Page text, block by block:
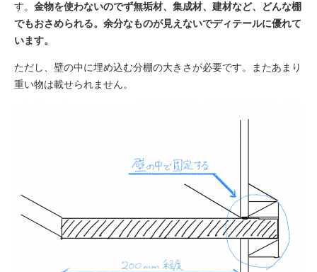
す。 金物を使わないのでず無垢材、集成材、建材など、どんな棚
でもおさめられる。余分なものが見えないでディテールに優れて
います。
ただし、壁の中に埋め込む分棚の大きさが必要です。またあまり
重い物は載せられません。